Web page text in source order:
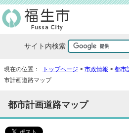
サイト内検索
現在の位置： トップページ > 市政情報 > 都市
市計画道路マップ
都市計画道路マップ